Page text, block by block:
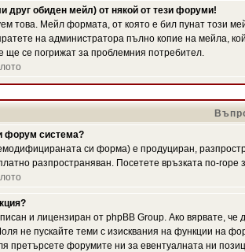
друг обиден мейл) от някой от тези форуми!
това. Мейл формата, от която е бил пунат този
на администратора пълно копие на мейла,
ще се погрижат за проблемния потребител.
форум система?
си форма) е продуциран,
разпространяван. Посетете връзката по-горе
и лицензиран от phpBB Group. Ако вярвате,
не пускайте теми с изисквания на функции на
претърсете форумите ни за евентуалната ни